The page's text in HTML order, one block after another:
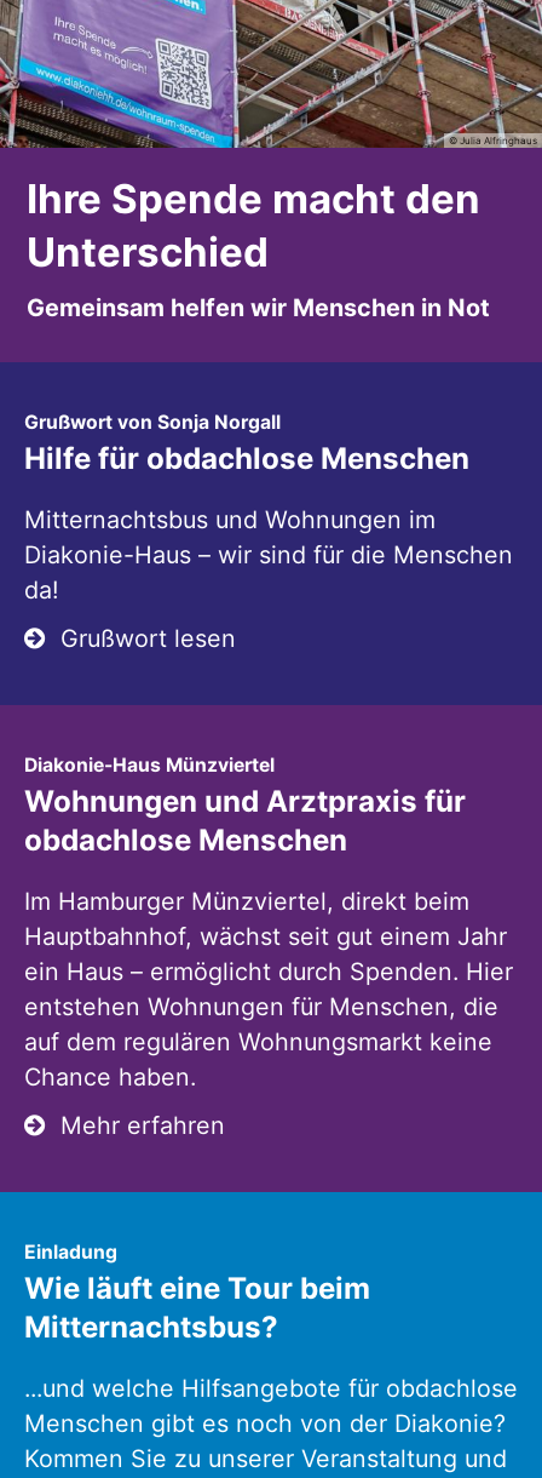
© Julia Alfringhaus
Ihre Spende macht den
Unterschied
Gemeinsam helfen wir Menschen in Not
Grußwort von Sonja Norgall:
Hilfe für obdachlose Menschen
Mitternachtsbus und Wohnungen im
Diakonie-Haus – wir sind für die Menschen
da!
Grußwort lesen
Diakonie-Haus Münzviertel:
Wohnungen und Arztpraxis für
obdachlose Menschen
Im Hamburger Münzviertel, direkt beim
Hauptbahnhof, wächst seit gut einem Jahr
ein Haus – ermöglicht durch Spenden. Hier
entstehen Wohnungen für Menschen, die
auf dem regulären Wohnungsmarkt keine
Chance haben.
Mehr erfahren
Einladung
Wie läuft eine Tour beim
Mitternachtsbus?
...und welche Hilfsangebote für obdachlose
Menschen gibt es noch von der Diakonie?
Kommen Sie zu unserer Veranstaltung und